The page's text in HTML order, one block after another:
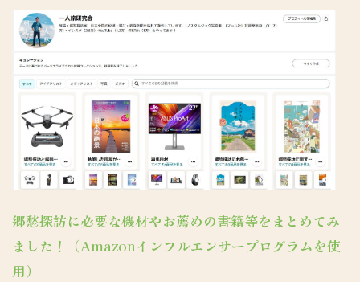
郷愁探訪に必要な機材やお薦めの書籍等をまとめてみ
ました！（Amazonインフルエンサープログラムを使
用）